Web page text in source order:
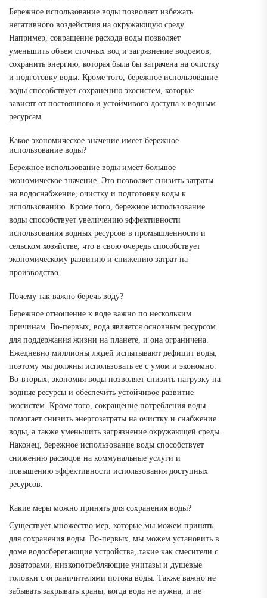
Бережное использование воды позволяет избежать
негативного воздействия на окружающую среду.
Например, сокращение расхода воды позволяет
уменьшить объем сточных вод и загрязнение водоемов,
сохранить энергию, которая была бы затрачена на очистку
и подготовку воды. Кроме того, бережное использование
воды способствует сохранению экосистем, которые
зависят от постоянного и устойчивого доступа к водным
ресурсам.
Какое экономическое значение имеет бережное
использование воды?
Бережное использование воды имеет большое
экономическое значение. Это позволяет снизить затраты
на водоснабжение, очистку и подготовку воды к
использованию. Кроме того, бережное использование
воды способствует увеличению эффективности
использования водных ресурсов в промышленности и
сельском хозяйстве, что в свою очередь способствует
экономическому развитию и снижению затрат на
производство.
Почему так важно беречь воду?
Бережное отношение к воде важно по нескольким
причинам. Во-первых, вода является основным ресурсом
для поддержания жизни на планете, и она ограничена.
Ежедневно миллионы людей испытывают дефицит воды,
поэтому мы должны использовать ее с умом и экономно.
Во-вторых, экономия воды позволяет снизить нагрузку на
водные ресурсы и обеспечить устойчивое развитие
экосистем. Кроме того, сокращение потребления воды
помогает снизить энергозатраты на очистку и снабжение
воды, а также уменьшить загрязнение окружающей среды.
Наконец, бережное использование воды способствует
снижению расходов на коммунальные услуги и
повышению эффективности использования доступных
ресурсов.
Какие меры можно принять для сохранения воды?
Существует множество мер, которые мы можем принять
для сохранения воды. Во-первых, мы можем установить в
доме водосберегающие устройства, такие как смесители с
дозаторами, низкопотребляющие унитазы и душевые
головки с ограничителями потока воды. Также важно не
забывать закрывать краны, когда вода не нужна, и не